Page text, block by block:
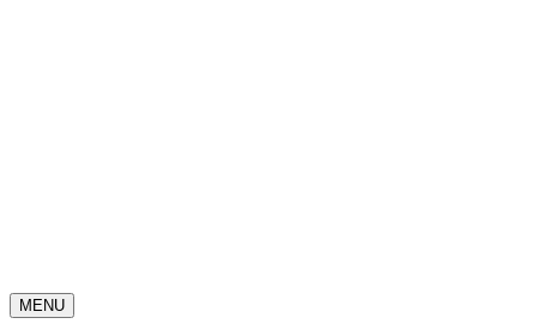
MENU